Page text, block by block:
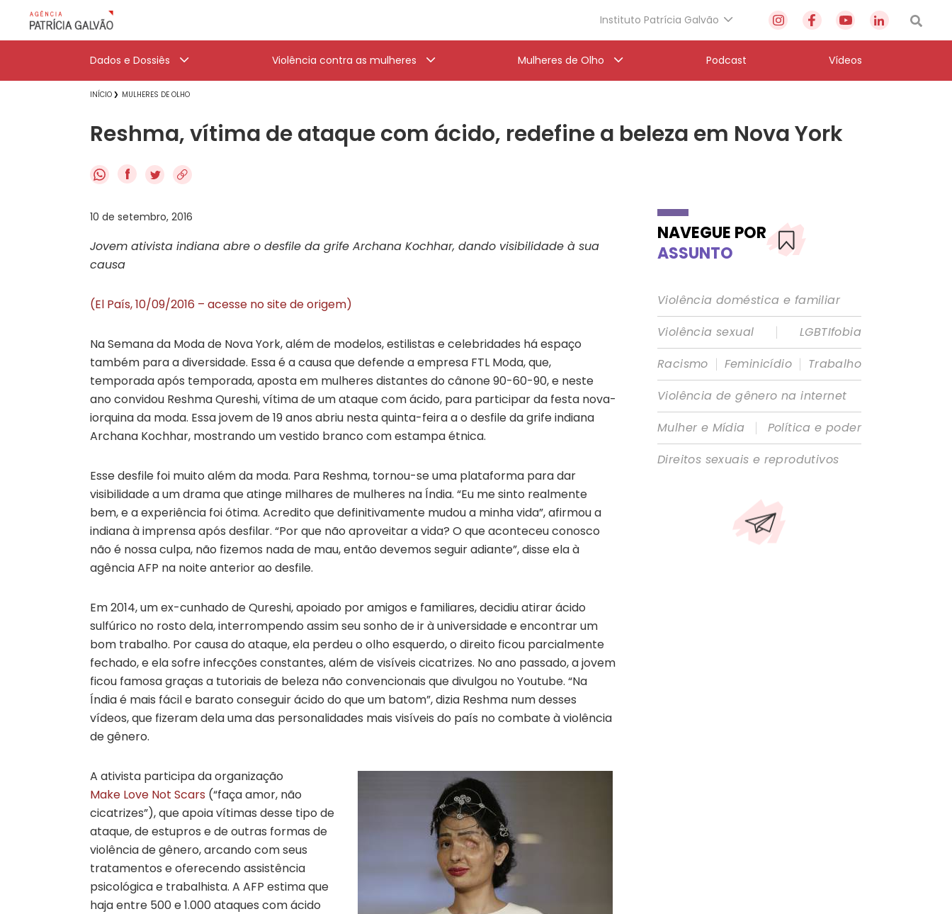
Instituto Patrícia Galvão
Dados e Dossiês Violência contra as mulheres Mulheres de Olho Podcast Vídeos
INÍCIO MULHERES DE OLHO
Reshma, vítima de ataque com ácido, redefine a beleza em Nova York
f
10 de setembro, 2016
Jovem ativista indiana abre o desfile da grife Archana Kochhar, dando visibilidade à sua
causa
(El País, 10/09/2016 – acesse no site de origem)
Na Semana da Moda de Nova York, além de modelos, estilistas e celebridades há espaço
também para a diversidade. Essa é a causa que defende a empresa FTL Moda, que,
temporada após temporada, aposta em mulheres distantes do cânone 90-60-90, e neste
ano convidou Reshma Qureshi, vítima de um ataque com ácido, para participar da festa nova-
iorquina da moda. Essa jovem de 19 anos abriu nesta quinta-feira a o desfile da grife indiana
Archana Kochhar, mostrando um vestido branco com estampa étnica.
Esse desfile foi muito além da moda. Para Reshma, tornou-se uma plataforma para dar
visibilidade a um drama que atinge milhares de mulheres na Índia. “Eu me sinto realmente
bem, e a experiência foi ótima. Acredito que definitivamente mudou a minha vida”, afirmou a
indiana à imprensa após desfilar. “Por que não aproveitar a vida? O que aconteceu conosco
não é nossa culpa, não fizemos nada de mau, então devemos seguir adiante”, disse ela à
agência AFP na noite anterior ao desfile.
Em 2014, um ex-cunhado de Qureshi, apoiado por amigos e familiares, decidiu atirar ácido
sulfúrico no rosto dela, interrompendo assim seu sonho de ir à universidade e encontrar um
bom trabalho. Por causa do ataque, ela perdeu o olho esquerdo, o direito ficou parcialmente
fechado, e ela sofre infecções constantes, além de visíveis cicatrizes. No ano passado, a jovem
ficou famosa graças a tutoriais de beleza não convencionais que divulgou no Youtube. “Na
Índia é mais fácil e barato conseguir ácido do que um batom”, dizia Reshma num desses
vídeos, que fizeram dela uma das personalidades mais visíveis do país no combate à violência
de gênero.
A ativista participa da organização
Make Love Not Scars (“faça amor, não
cicatrizes”), que apoia vítimas desse tipo de
ataque, de estupros e de outras formas de
violência de gênero, arcando com seus
tratamentos e oferecendo assistência
psicológica e trabalhista. A AFP estima que
haja entre 500 e 1.000 ataques com ácido
NAVEGUE POR
ASSUNTO
Violência doméstica e familiar
Violência sexual
|
LGBTIfobia
Racismo | Feminicídio | Trabalho
Violência de gênero na internet
Mulher e Mídia
|
Política e poder
Direitos sexuais e reprodutivos